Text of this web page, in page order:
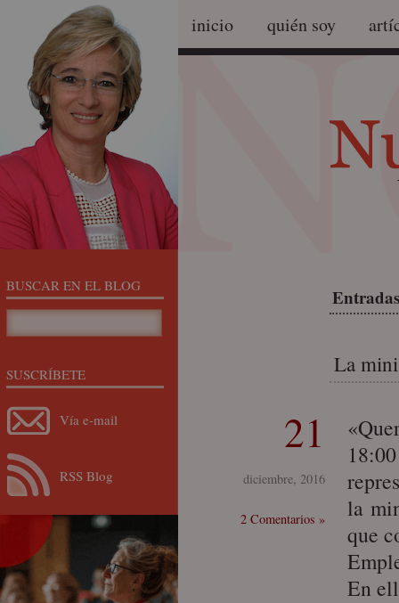
inicio quién soy
La
21
diciembre, 2016
2 Comentarios »
la
que
En
BUSCAR EN EL BLOG
SUSCRÍBETE
Vía e-mail
RSS Blog